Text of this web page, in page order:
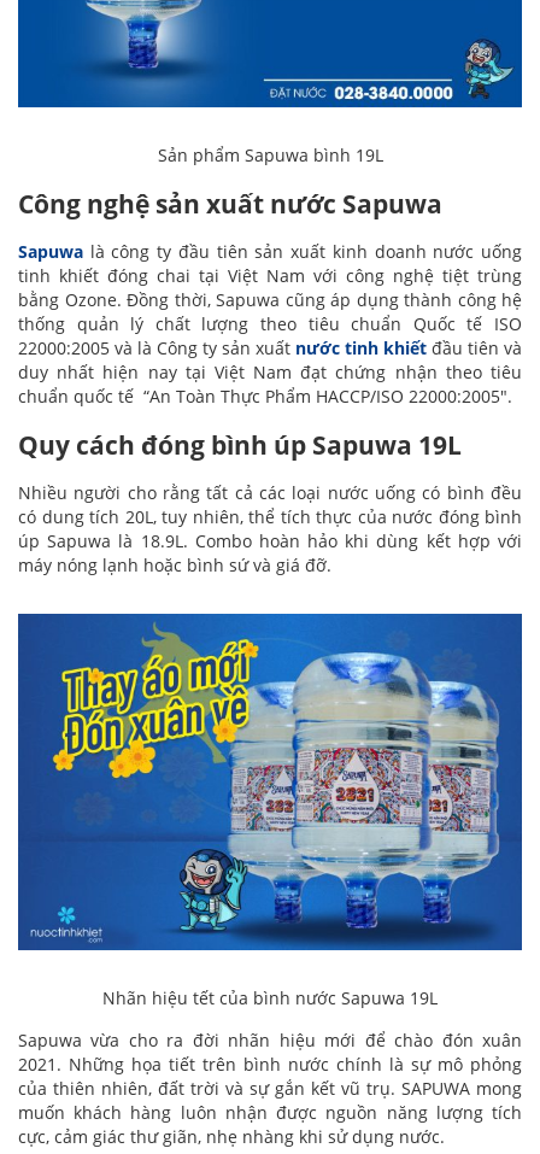
Sản phẩm Sapuwa bình 19L
Công nghệ sản xuất nước Sapuwa
Sapuwa là công ty đầu tiên sản xuất kinh doanh nước uống
tinh khiết đóng chai tại Việt Nam với công nghệ tiệt trùng
bằng Ozone. Đồng thời, Sapuwa cũng áp dụng thành công hệ
thống quản lý chất lượng theo tiêu chuẩn Quốc tế ISO
22000:2005 và là Công ty sản xuất nước tinh khiết đầu tiên và
duy nhất hiện nay tại Việt Nam đạt chứng nhận theo tiêu
chuẩn quốc tế “An Toàn Thực Phẩm HACCP/ISO 22000:2005″.
Quy cách đóng bình úp Sapuwa 19L
Nhiều người cho rằng tất cả các loại nước uống có bình đều
có dung tích 20L, tuy nhiên, thể tích thực của nước đóng bình
úp Sapuwa là 18.9L. Combo hoàn hảo khi dùng kết hợp với
máy nóng lạnh hoặc bình sứ và giá đỡ.
Nhãn hiệu tết của bình nước Sapuwa 19L
Sapuwa vừa cho ra đời nhãn hiệu mới để chào đón xuân
2021. Những họa tiết trên bình nước chính là sự mô phỏng
của thiên nhiên, đất trời và sự gắn kết vũ trụ. SAPUWA mong
muốn khách hàng luôn nhận được nguồn năng lượng tích
cực, cảm giác thư giãn, nhẹ nhàng khi sử dụng nước.